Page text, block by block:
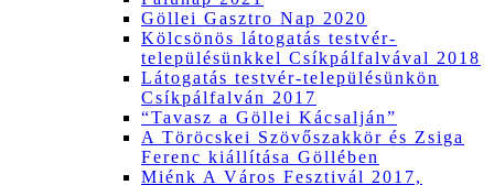
Göllei Gasztro Nap 2020
Kölcsönös látogatás testvér-
településünkkel Csíkpálfalvával 2018
Látogatás testvér-településünkön
Csíkpálfalván 2017
“Tavasz a Göllei Kácsalján”
A Töröcskei Szövőszakkör és Zsiga
Ferenc kiállítása Göllében
Miénk A Város Fesztivál 2017,